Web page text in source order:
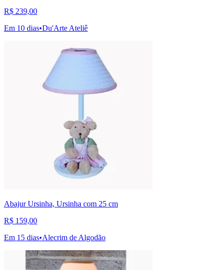
R$ 239,00
Em 10 dias•Du'Arte Ateliê
Abajur Ursinha, Ursinha com 25 cm
R$ 159,00
Em 15 dias•Alecrim de Algodão